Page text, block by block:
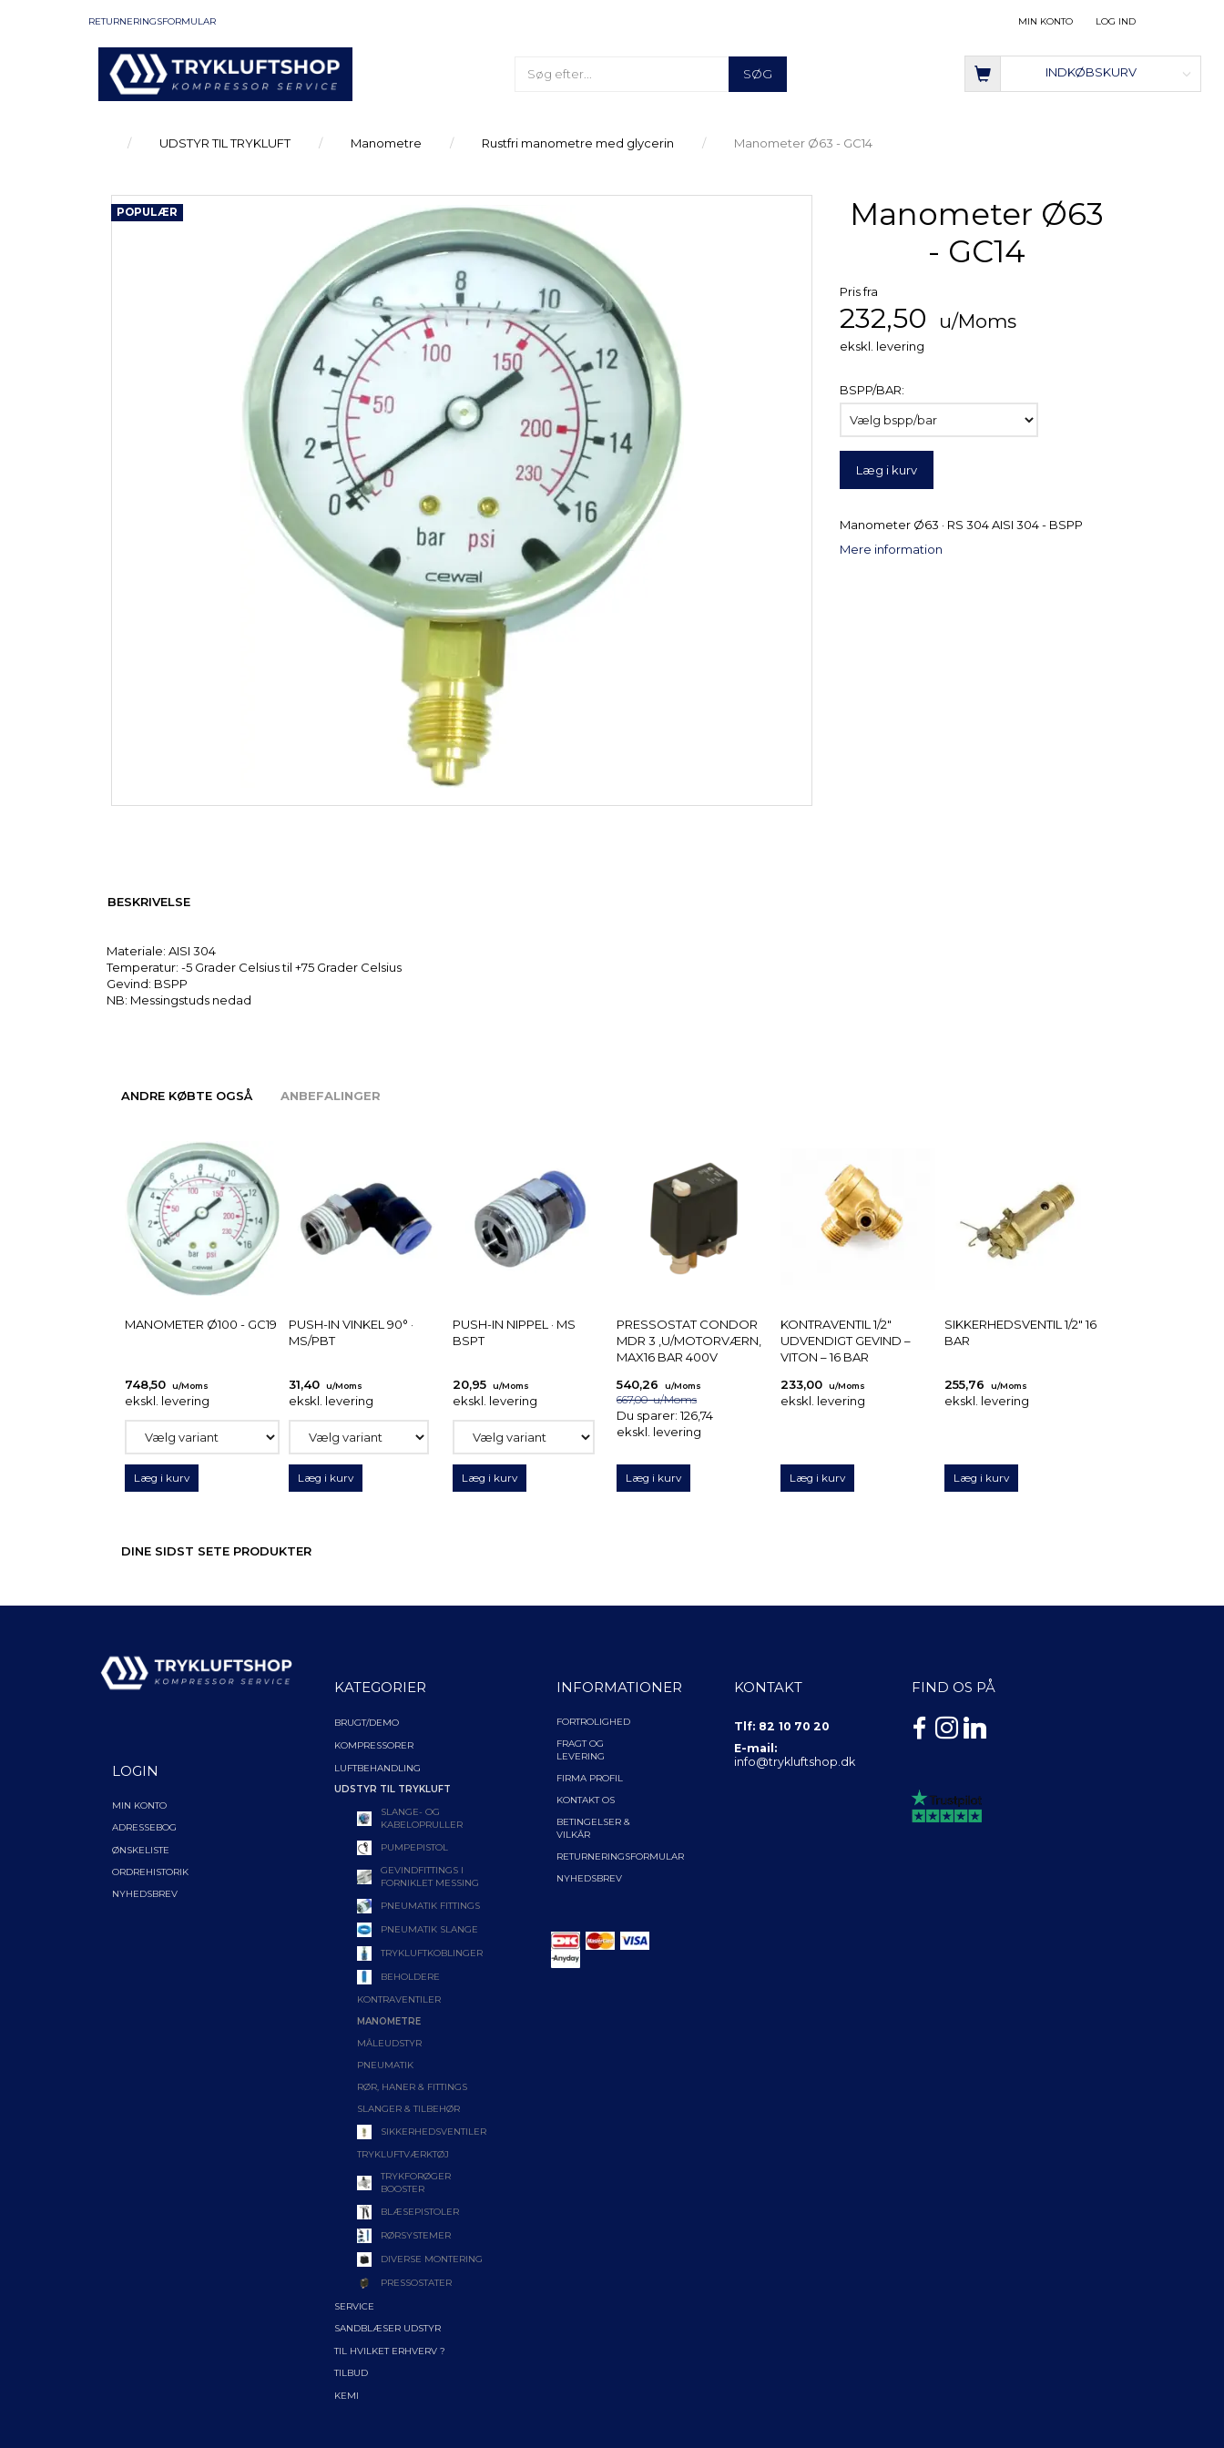
LOG IND
MIN KONTO
RETURNERINGSFORMULAR
SØG INDKØBSKURV
UDSTYR TIL TRYKLUFT Manometre Rustfri manometre med glycerin Manometer Ø63 - GC14
POPULÆR
Manometer Ø63
- GC14
Pris fra
232,50 u/Moms
ekskl. levering
BSPP/BAR:
Læg i kurv
Manometer Ø63 · RS 304 AISI 304 - BSPP
Mere information
BESKRIVELSE
Materiale: AISI 304
Temperatur: -5 Grader Celsius til +75 Grader Celsius
Gevind: BSPP
NB: Messingstuds nedad
ANDRE KØBTE OGSÅ ANBEFALINGER
MANOMETER Ø100 - GC19
748,50 u/Moms
ekskl. levering
Læg i kurv
PUSH-IN VINKEL 90° ·
MS/PBT
31,40 u/Moms
ekskl. levering
Læg i kurv
PUSH-IN NIPPEL · MS
BSPT
20,95 u/Moms
ekskl. levering
Læg i kurv
PRESSOSTAT CONDOR
MDR 3 ,U/MOTORVÆRN,
MAX16 BAR 400V
540,26
u/Moms
667,00u/Moms
Du sparer:126,74
ekskl. levering
Læg i kurv
KONTRAVENTIL 1/2"
UDVENDIGT GEVIND –
VITON – 16 BAR
233,00
u/Moms
ekskl. levering
Læg i kurv
SIKKERHEDSVENTIL 1/2" 16
BAR
255,76 u/Moms
ekskl. levering
Læg i kurv
DINE SIDST SETE PRODUKTER
LOGIN
MIN KONTO
ADRESSEBOG
ØNSKELISTE
ORDREHISTORIK
NYHEDSBREV
KATEGORIER
BRUGT/DEMO
KOMPRESSORER
LUFTBEHANDLING
UDSTYR TIL TRYKLUFT
SLANGE- OG
KABELOPRULLER
PUMPEPISTOL
GEVINDFITTINGS I
FORNIKLET MESSING
PNEUMATIK FITTINGS
PNEUMATIK SLANGE
TRYKLUFTKOBLINGER
BEHOLDERE
KONTRAVENTILER
MANOMETRE
MÅLEUDSTYR
PNEUMATIK
RØR, HANER & FITTINGS
SLANGER & TILBEHØR
SIKKERHEDSVENTILER
TRYKLUFTVÆRKTØJ
TRYKFORØGER
BOOSTER
BLÆSEPISTOLER
RØRSYSTEMER
DIVERSE MONTERING
PRESSOSTATER
SERVICE
SANDBLÆSER UDSTYR
TIL HVILKET ERHVERV ?
TILBUD
KEMI
INFORMATIONER
FORTROLIGHED
FRAGT OG
LEVERING
FIRMA PROFIL
KONTAKT OS
BETINGELSER &
VILKÅR
RETURNERINGSFORMULAR
NYHEDSBREV
KONTAKT
Tlf: 82 10 70 20
E-mail:
info@trykluftshop.dk
FIND OS PÅ